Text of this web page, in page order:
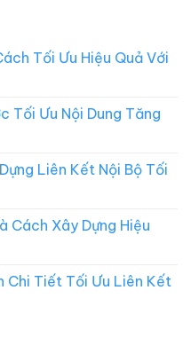
Tối Ưu Hiệu Quả Với
Tối Ưu Nội Dung Tăng
Liên Kết Nội Bộ Tối
Cách Xây Dựng Hiệu
Chi Tiết Tối Ưu Liên Kết